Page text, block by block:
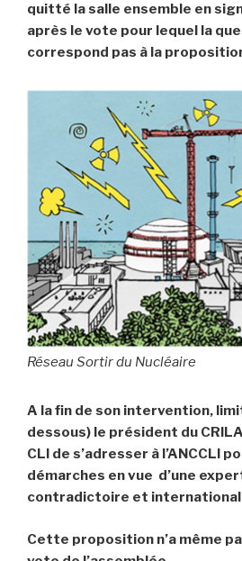
quitté la salle ensemble en
après le vote pour lequel la
correspond pas à la
Réseau Sortir du Nucléaire
A la fin de son intervention,
dessous) le président du
CLI de s’adresser à l’ANCCLI
démarches en vue d’une
contradictoire et
Cette proposition n’a même